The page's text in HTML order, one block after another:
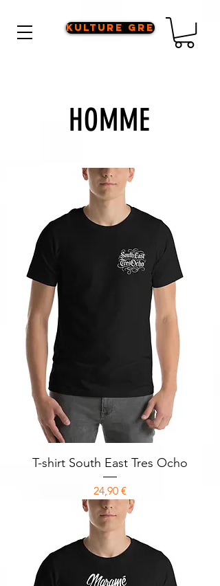
Kulture Gre
HOMME
T-shirt South East Tres Ocho
Prix
24,90 €